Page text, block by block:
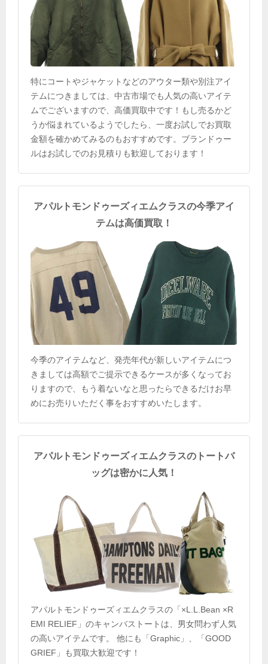
特にコートやジャケットなどのアウター類や別注アイ
テムにつきましては、中古市場でも人気の高いアイテ
ムでございますので、高価買取中です！もし売るかど
うか悩まれているようでしたら、一度お試しでお買取
金額を確かめてみるのもおすすめです。ブランドゥー
ルはお試しでのお見積りも歓迎しております！
アパルトモンドゥーズィエムクラスの今季アイ
テムは高価買取！
今季のアイテムなど、発売年代が新しいアイテムにつ
きましては高額でご提示できるケースが多くなってお
りますので、もう着ないなと思ったらできるだけお早
めにお売りいただく事をおすすめいたします。
アパルトモンドゥーズィエムクラスのトートバ
ッグは密かに人気！
アパルトモンドゥーズィエムクラスの「×L.L.Bean ×R
EMI RELIEF」のキャンバストートは、男女問わず人気
の高いアイテムです。 他にも「Graphic」、「GOOD
GRIEF」も買取大歓迎です！